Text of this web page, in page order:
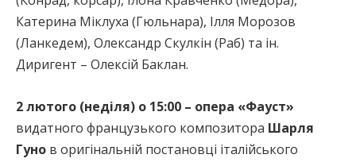
Катерина Міклуха (Гюльнара), Ілля Морозов
(Ланкедем), Олександр Скулкін (Раб) та ін.
Диригент – Олексій Баклан.
2 лютого (неділя) о 15:00 – опера «Фауст»
видатного французького композитора Шарля
Гуно в оригінальній постановці італійського